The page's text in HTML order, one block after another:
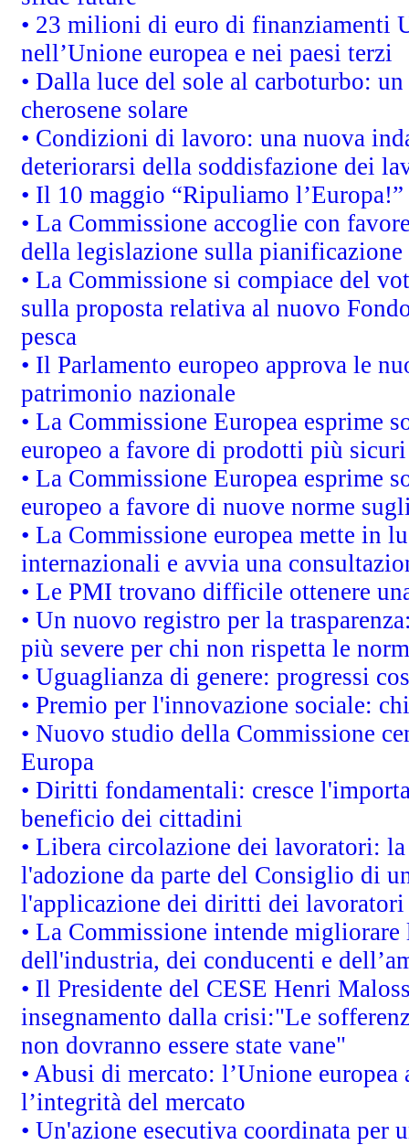
• 23 milioni di euro di finanziamenti
nell’Unione europea e nei paesi terzi
• Dalla luce del sole al carboturbo:
cherosene solare
• Condizioni di lavoro: una nuova
deteriorarsi della soddisfazione dei
• Il 10 maggio “Ripuliamo l’Europa!”
• La Commissione accoglie con
della legislazione sulla
• La Commissione si compiace del
sulla proposta relativa al nuovo
pesca
• Il Parlamento europeo approva le
patrimonio nazionale
• La Commissione Europea esprime
europeo a favore di prodotti più
• La Commissione Europea esprime
europeo a favore di nuove norme
• La Commissione europea mette in
internazionali e avvia una
• Le PMI trovano difficile ottenere
• Un nuovo registro per la
più severe per chi non rispetta le
• Uguaglianza di genere: progressi
• Premio per l'innovazione sociale:
• Nuovo studio della Commissione
Europa
• Diritti fondamentali: cresce
beneficio dei cittadini
• Libera circolazione dei lavoratori:
l'adozione da parte del Consiglio di
l'applicazione dei diritti dei lavoratori
• La Commissione intende
dell'industria, dei conducenti e
• Il Presidente del CESE Henri
insegnamento dalla crisi:"Le
non dovranno essere state vane"
• Abusi di mercato: l’Unione
l’integrità del mercato
• Un'azione esecutiva coordinata